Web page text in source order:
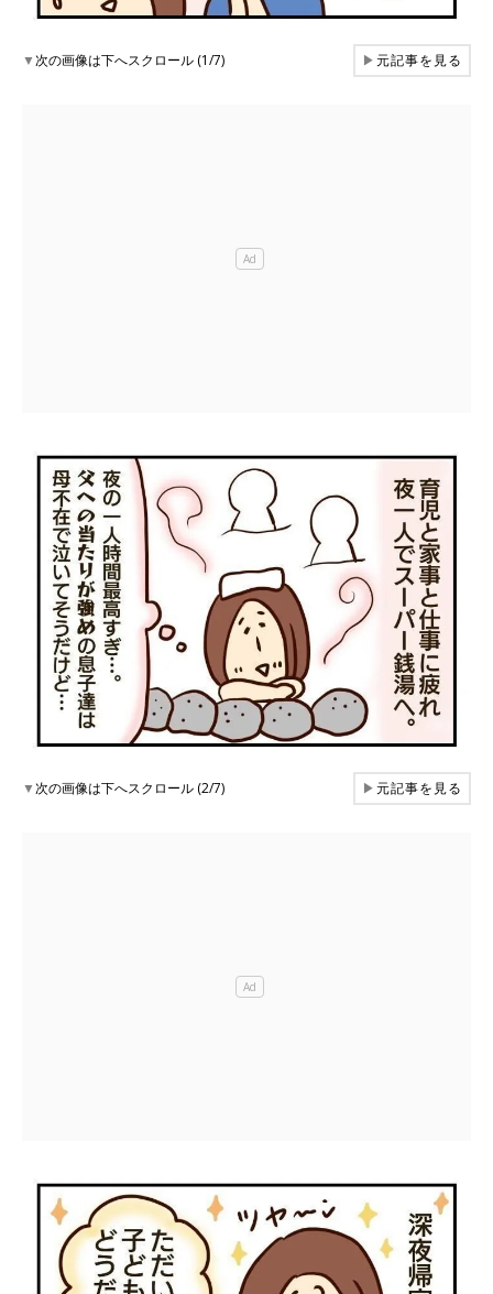
▼次の画像は下へスクロール (1/7) ▶元記事を見る
▼次の画像は下へスクロール (2/7) ▶元記事を見る